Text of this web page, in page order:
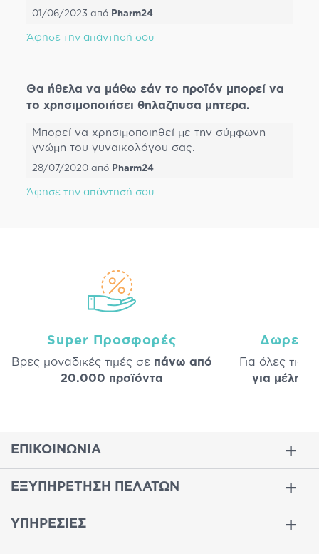
01/06/2023 από Pharm24
Άφησε την απάντησή σου
Θα ήθελα να μάθω εάν το προϊόν μπορεί να
το χρησιμοποιήσει θηλαζπυσα μητερα.
Μπορεί να χρησιμοποιηθεί με την σύμφωνη
γνώμη του γυναικολόγου σας.
28/07/2020 από Pharm24
Άφησε την απάντησή σου
Super Προσφορές
Βρες μοναδικές τιμές σε πάνω από
20.000 προϊόντα
Δωρεάν
Για όλες τις
για μέλη
ΕΠΙΚΟΙΝΩΝΙΑ
ΕΞΥΠΗΡΕΤΗΣΗ ΠΕΛΑΤΩΝ
ΥΠΗΡΕΣΙΕΣ